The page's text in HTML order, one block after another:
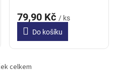
79,90 Kč / ks
Do košíku
Ocelkem